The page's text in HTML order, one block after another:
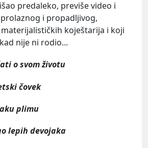
predaleko, previše video i
i propadljivog,
koještarija i koji
nije ni rodio...
o svom životu
čovek
plimu
lepih devojaka